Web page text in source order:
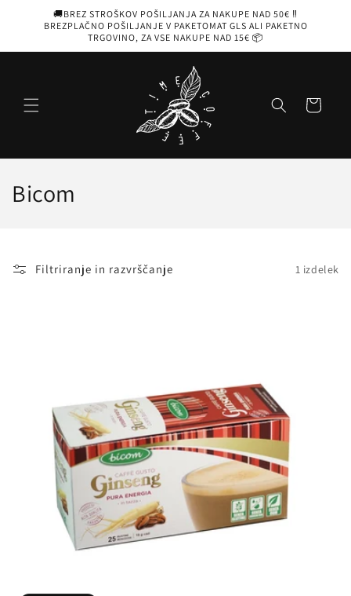
vsebino
🚚BREZ STROŠKOV POŠILJANJA ZA NAKUPE NAD 50€ ‼️
BREZPLAČNO POŠILJANJE V PAKETOMAT GLS ALI PAKETNO
TRGOVINO, ZA VSE NAKUPE NAD 15€ 📦
Košarica
Z
Bicom
Filtriranje in razvrščanje 1 izdelek